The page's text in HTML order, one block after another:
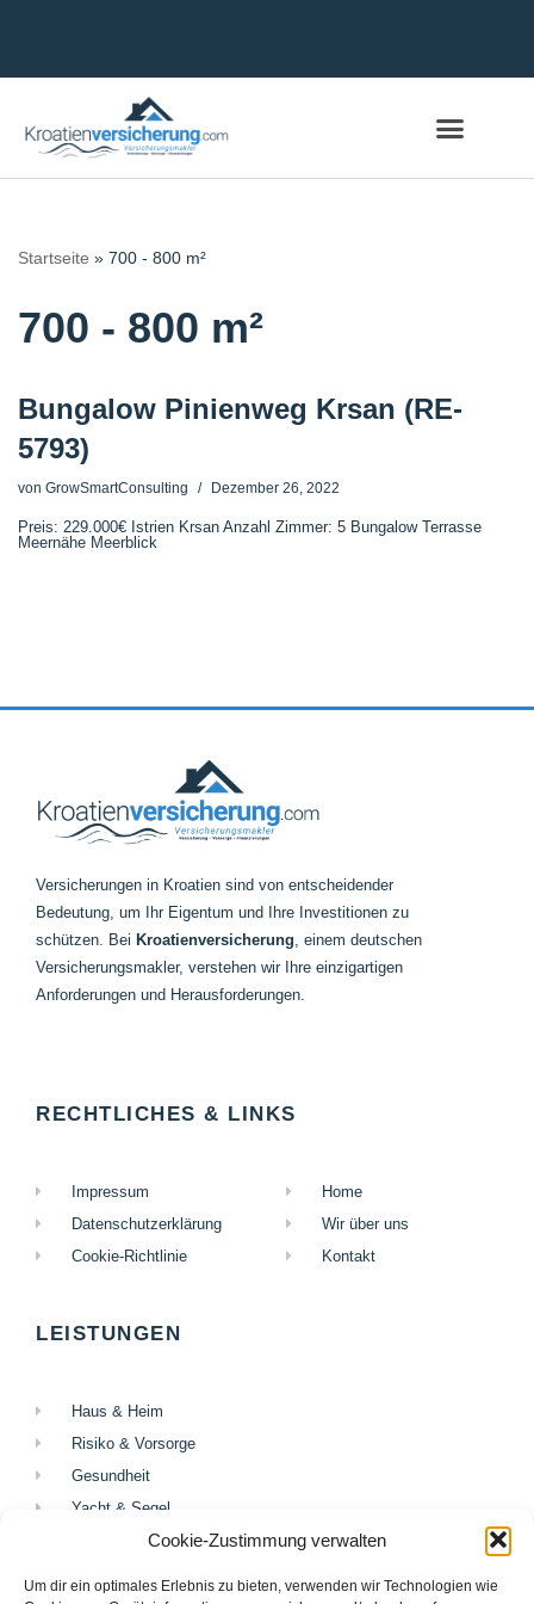
Cookie-Zustimmung verwalten
Um dir ein optimales Erlebnis zu bieten, verwenden wir Technologien wie
Inhalt
Startseite » 700 - 800 m²
700 - 800 m²
Bungalow Pinienweg Krsan (RE-
5793)
von GrowSmartConsulting Dezember 26, 2022
Preis: 229.000€ Istrien Krsan Anzahl Zimmer: 5 Bungalow Terrasse
Meernähe Meerblick
Versicherungen in Kroatien sind von entscheidender
Bedeutung, um Ihr Eigentum und Ihre Investitionen zu
schützen. Bei Kroatienversicherung, einem deutschen
Versicherungsmakler, verstehen wir Ihre einzigartigen
Anforderungen und Herausforderungen.
RECHTLICHES & LINKS
Impressum
Datenschutzerklärung
Cookie-Richtlinie
Home
Wir über uns
Kontakt
LEISTUNGEN
Haus & Heim
Risiko & Vorsorge
Gesundheit
Yacht & Segel
Firmenversicherung